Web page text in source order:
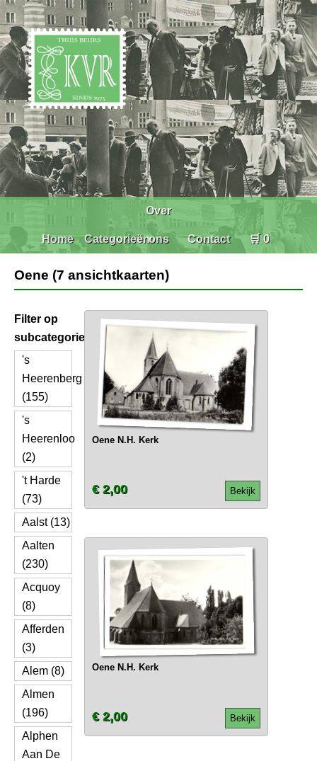
Home Categorieën
Over
ons Contact 🛒 0
Oene (7 ansichtkaarten)
Filter op
subcategorie
's
Heerenberg
(155)
's
Heerenloo
(2)
't Harde
(73)
Aalst (13)
Aalten
(230)
Acquoy
(8)
Afferden
(3)
Alem (8)
Almen
(196)
Alphen
Aan De
Oene N.H. Kerk
Bekijk
€ 2,00
Oene N.H. Kerk
Bekijk
€ 2,00